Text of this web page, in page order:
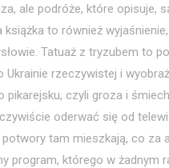
ale podróże, które opisuje,
książka to również
Tatuaż z tryzubem to
Ukrainie rzeczywistej i
pikarejsku, czyli groza i
oderwać się od
tam mieszkają, co za
program, którego w żadnym